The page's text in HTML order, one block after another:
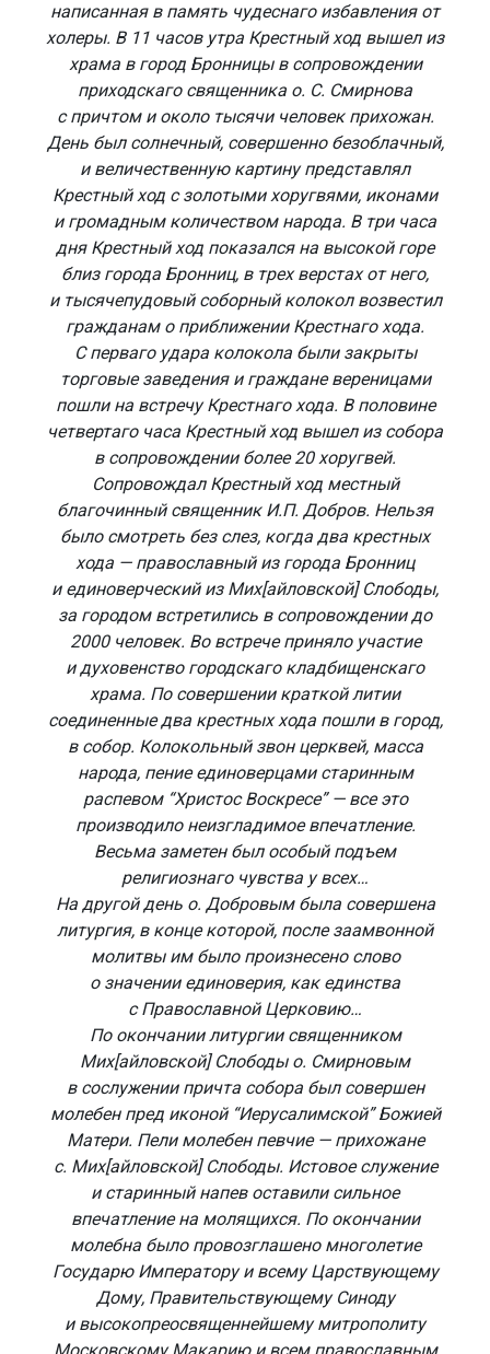
написанная в память чудеснаго избавления от
холеры. В 11 часов утра Крестный ход вышел из
храма в город Бронницы в сопровождении
приходскаго священника о. С. Смирнова
с причтом и около тысячи человек прихожан.
День был солнечный, совершенно безоблачный,
и величественную картину представлял
Крестный ход с золотыми хоругвями, иконами
и громадным количеством народа. В три часа
дня Крестный ход показался на высокой горе
близ города Бронниц, в трех верстах от него,
и тысячепудовый соборный колокол возвестил
гражданам о приближении Крестнаго хода.
С перваго удара колокола были закрыты
торговые заведения и граждане вереницами
пошли на встречу Крестнаго хода. В половине
четвертаго часа Крестный ход вышел из собора
в сопровождении более 20 хоругвей.
Сопровождал Крестный ход местный
благочинный священник И.П. Добров. Нельзя
было смотреть без слез, когда два крестных
хода — православный из города Бронниц
и единоверческий из Мих[айловской] Слободы,
за городом встретились в сопровождении до
2000 человек. Во встрече приняло участие
и духовенство городскаго кладбищенскаго
храма. По совершении краткой литии
соединенные два крестных хода пошли в город,
в собор. Колокольный звон церквей, масса
народа, пение единоверцами старинным
распевом “Христос Воскресе” — все это
производило неизгладимое впечатление.
Весьма заметен был особый подъем
религиознаго чувства у всех…
На другой день о. Добровым была совершена
литургия, в конце которой, после заамвонной
молитвы им было произнесено слово
о значении единоверия, как единства
с Православной Церковию…
По окончании литургии священником
Мих[айловской] Слободы о. Смирновым
в сослужении причта собора был совершен
молебен пред иконой “Иерусалимской” Божией
Матери. Пели молебен певчие — прихожане
с. Мих[айловской] Слободы. Истовое служение
и старинный напев оставили сильное
впечатление на молящихся. По окончании
молебна было провозглашено многолетие
Государю Императору и всему Царствующему
Дому, Правительствующему Синоду
и высокопреосвященнейшему митрополиту